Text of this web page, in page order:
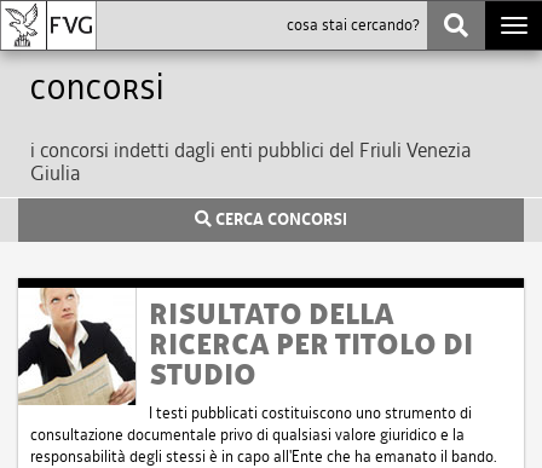
Concorsi
i concorsi indetti dagli enti pubblici del Friuli Venezia
Giulia
CERCA CONCORSI
RISULTATO DELLA
RICERCA PER TITOLO DI
STUDIO
I testi pubblicati costituiscono uno strumento di
consultazione documentale privo di qualsiasi valore giuridico e la
responsabilità degli stessi è in capo all'Ente che ha emanato il bando.